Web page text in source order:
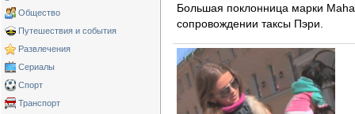
Общество
Путешествия и события
Развлечения
Сериалы
Спорт
Транспорт
Большая поклонница марки
сопровождении таксы Пэри.